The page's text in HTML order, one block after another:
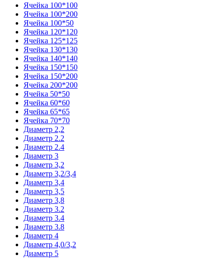
Ячейка 100*100
Ячейка 100*200
Ячейка 100*50
Ячейка 120*120
Ячейка 125*125
Ячейка 130*130
Ячейка 140*140
Ячейка 150*150
Ячейка 150*200
Ячейка 200*200
Ячейка 50*50
Ячейка 60*60
Ячейка 65*65
Ячейка 70*70
Диаметр 2,2
Диаметр 2.2
Диаметр 2.4
Диаметр 3
Диаметр 3,2
Диаметр 3,2/3,4
Диаметр 3,4
Диаметр 3,5
Диаметр 3,8
Диаметр 3.2
Диаметр 3.4
Диаметр 3.8
Диаметр 4
Диаметр 4,0/3,2
Диаметр 5